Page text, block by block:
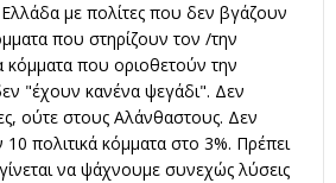
με πολίτες που δεν βγάζουν
που στηρίζουν τον /την
κόμματα που οριοθετούν την
"έχουν κανένα ψεγάδι". Δεν
ούτε στους Αλάνθαστους. Δεν
πολιτικά κόμματα στο 3%. Πρέπει
να ψάχνουμε συνεχώς λύσεις